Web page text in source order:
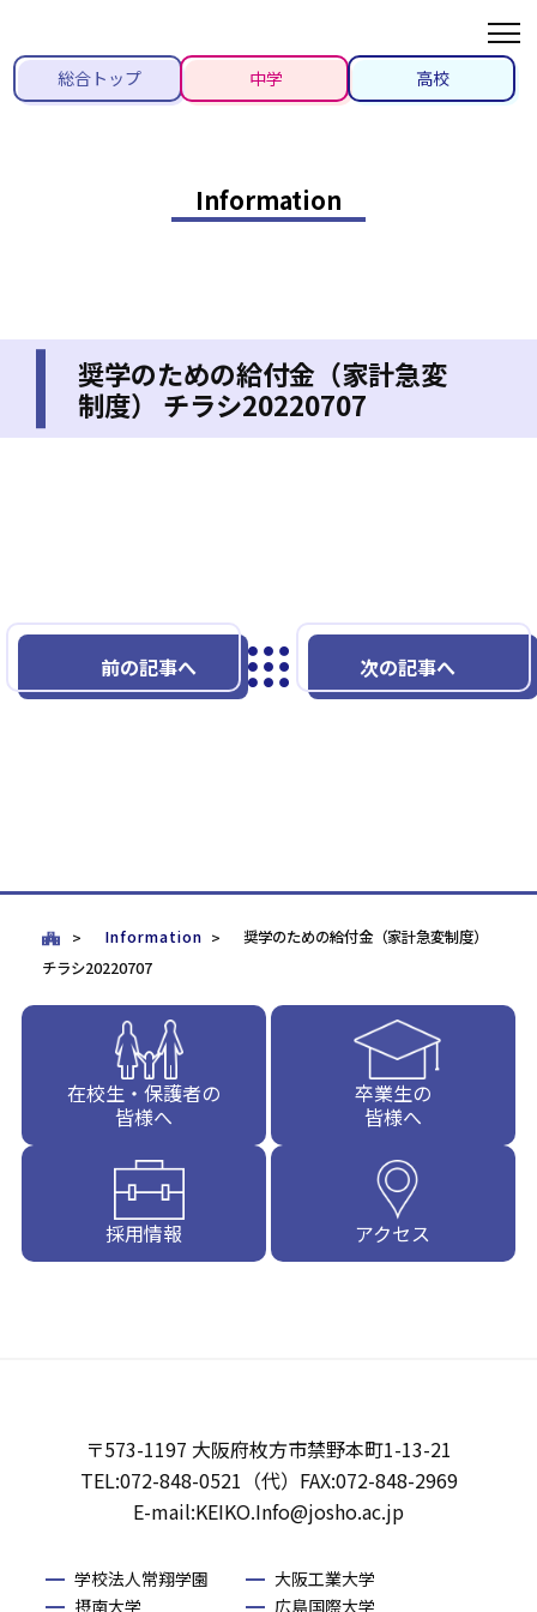
総合トップ 中学 高校
Information
奨学のための給付金（家計急変
制度） チラシ20220707
前の記事へ 次の記事へ
Information
奨学のための給付金（家計急変制度）
チラシ20220707
在校生・保護者の
皆様へ
卒業生の
皆様へ
採用情報 アクセス
〒573-1197 大阪府枚方市禁野本町1-13-21
TEL:072-848-0521（代）FAX:072-848-2969
E-mail:KEIKO.Info@josho.ac.jp
学校法人常翔学園
大阪工業大学
摂南大学
広島国際大学